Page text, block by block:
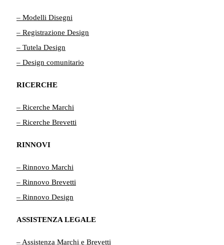
– Modelli Disegni
– Registrazione Design
– Tutela Design
– Design comunitario
RICERCHE
– Ricerche Marchi
– Ricerche Brevetti
RINNOVI
– Rinnovo Marchi
– Rinnovo Brevetti
– Rinnovo Design
ASSISTENZA LEGALE
– Assistenza Marchi e Brevetti